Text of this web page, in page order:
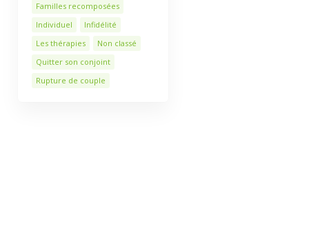
Familles recomposées
Individuel
Infidélité
Les thérapies
Non classé
Quitter son conjoint
Rupture de couple